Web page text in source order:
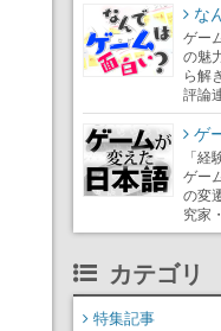
な
ゲー
の魅
ら解
評論
ゲ
「
ゲー
の変
究家
カテゴリ
特集記事